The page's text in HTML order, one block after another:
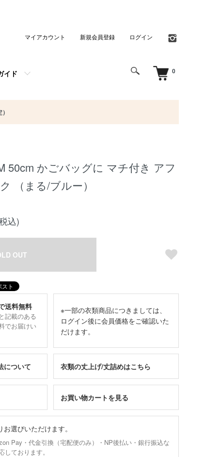
0
イド
マイアカウント 新規会員登録 ログイン
50cm かごバッグに マチ付き アフ
（まる/ブルー）
込)
OUT
送料無料
記載のある
でお届けい
※一部の衣類商品につきましては、
ログイン後に会員価格をご確認いた
だけます。
について 衣類の丈上げ/丈詰めはこちら
お買い物カートを見る
選びいただけます。
Pay・代金引換（宅配便のみ）・NP後払い・銀行振込な
しております。